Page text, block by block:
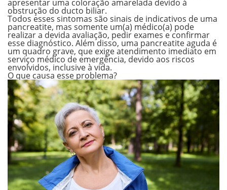
apresentar uma coloração amarelada devido à
obstrução do ducto biliar.
Todos esses sintomas são sinais de indicativos de uma
pancreatite, mas somente um(a) médico(a) pode
realizar a devida avaliação, pedir exames e confirmar
esse diagnóstico. Além disso, uma pancreatite aguda é
um quadro grave, que exige atendimento imediato em
serviço médico de emergência, devido aos riscos
envolvidos, inclusive à vida.
O que causa esse problema?